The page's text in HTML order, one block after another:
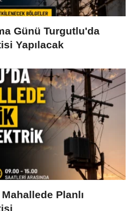
Günü Turgutlu'da
Yapılacak
Planlı